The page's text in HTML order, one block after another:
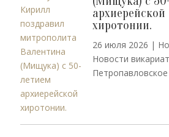
архиерейской
хиротонии.
26 июля 2026 |
Новости